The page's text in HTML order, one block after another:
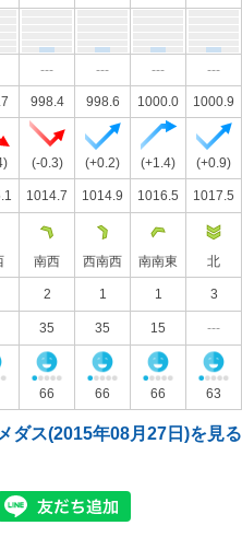
--- --- --- ---
998.4 998.6 1000.0 1000.9
(-0.3) (+0.2) (+1.4) (+0.9)
1014.7 1014.9 1016.5 1017.5
南西 西南西 南南東 北
2 1 1 3
35 35 15 ---
66 66 66 63
ダス(2015年08月27日)を見る